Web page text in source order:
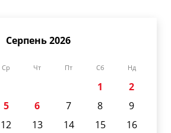
Серпень 2026
Ср Чт Пт Сб Нд
1
2
5 6 7 8
9
12 13 14 15
16